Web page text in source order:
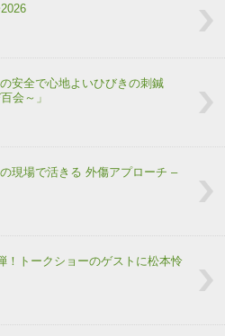
の安全で心地よいひびきの刺鍼
会～」
現場で活きる 外傷アプローチ –
！トークショーのゲストに松本怜